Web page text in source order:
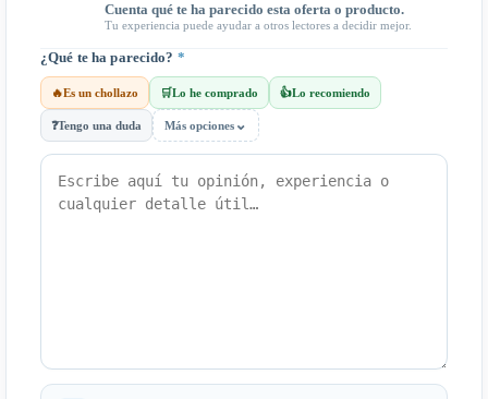
Cuenta qué te ha parecido esta oferta o producto.
Tu experiencia puede ayudar a otros lectores a decidir mejor.
¿Qué te ha parecido? *
🔥Es un chollazo 🛒Lo he comprado 👍Lo recomiendo
❓Tengo una duda Más opciones ⌄